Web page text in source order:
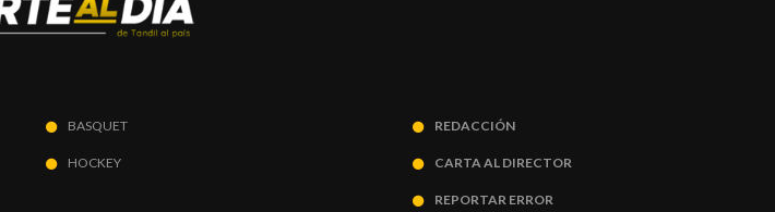
BASQUET
HOCKEY
REDACCIÓN
CARTA AL DIRECTOR
REPORTAR ERROR